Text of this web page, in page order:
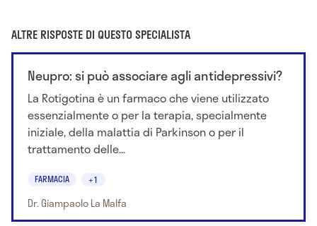
ALTRE RISPOSTE DI QUESTO SPECIALISTA
Neupro: si può associare agli antidepressivi?
La Rotigotina è un farmaco che viene utilizzato
essenzialmente o per la terapia, specialmente
iniziale, della malattia di Parkinson o per il
trattamento delle...
FARMACIA +1
Dr. Giampaolo La Malfa